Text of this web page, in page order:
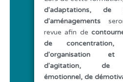
d'adaptations, de
d'aménagements
revue afin de
de
d'organisation et
d'agitation, de
émotionnel, de